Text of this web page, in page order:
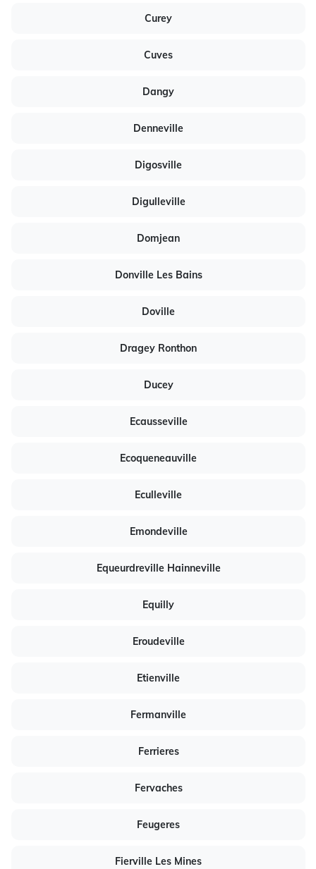
Curey
Cuves
Dangy
Denneville
Digosville
Digulleville
Domjean
Donville Les Bains
Doville
Dragey Ronthon
Ducey
Ecausseville
Ecoqueneauville
Eculleville
Emondeville
Equeurdreville Hainneville
Equilly
Eroudeville
Etienville
Fermanville
Ferrieres
Fervaches
Feugeres
Fierville Les Mines